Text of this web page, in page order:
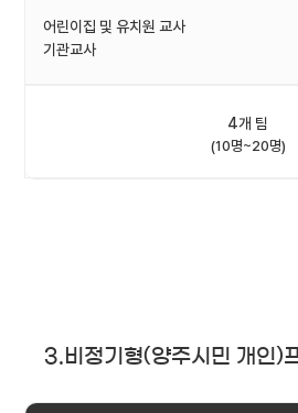
어린이집 및 유치원 교사
기관교사
4개 팀
(10명~20명)
3.비정기형(양주시민 개인)